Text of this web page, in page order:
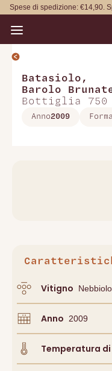
Spese di spedizione: €14,90.
Batasiolo ,
Barolo
Bottiglia 750
Anno2009
Vitigno Nebbiolo
Anno 2009
Temperatura